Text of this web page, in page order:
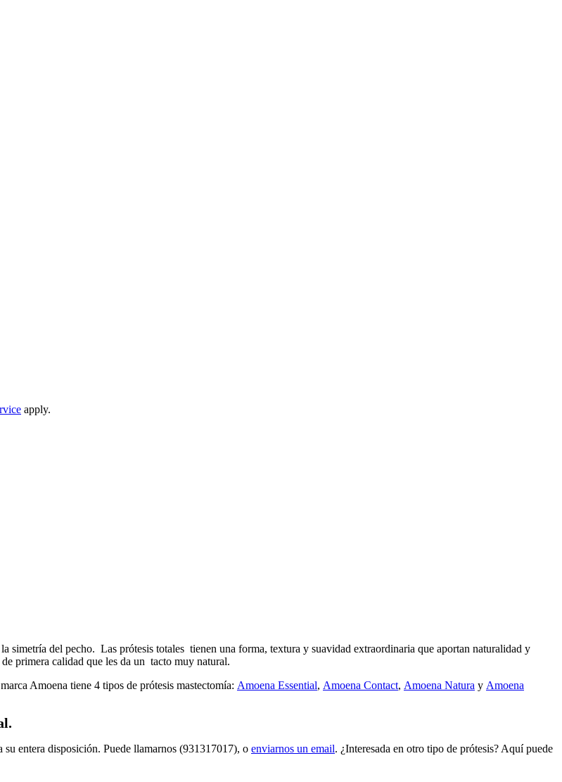
apply.
simetría del pecho. Las prótesis totales tienen una forma, textura y suavidad extraordinaria que aportan naturalidad y
primera calidad que les da un tacto muy natural.
Amoena tiene 4 tipos de prótesis mastectomía: Amoena Essential, Amoena Contact, Amoena Natura y Amoena
su entera disposición. Puede llamarnos (931317017), o enviarnos un email. ¿Interesada en otro tipo de prótesis? Aquí puede